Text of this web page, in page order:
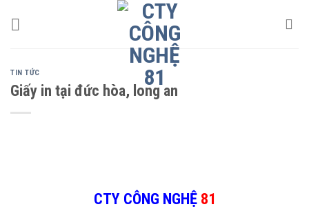
TIN TỨC
Giấy in tại đức hòa, long an
CTY CÔNG NGHỆ 81